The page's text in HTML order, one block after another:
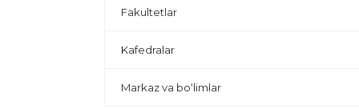
Fakultetlar
Kafedralar
Markaz va bo‘limlar